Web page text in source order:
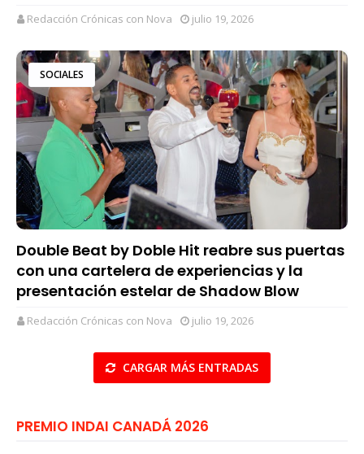
Redacción Crónicas con Nova julio 19, 2026
SOCIALES
Double Beat by Doble Hit reabre sus puertas
con una cartelera de experiencias y la
presentación estelar de Shadow Blow
Redacción Crónicas con Nova julio 19, 2026
CARGAR MÁS ENTRADAS
PREMIO INDAI CANADÁ 2026